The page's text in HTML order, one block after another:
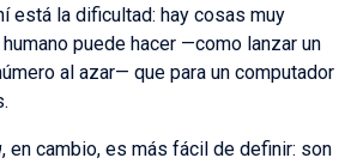
está la dificultad: hay cosas muy
puede hacer —como lanzar un
al azar— que para un computador
, en cambio, es más fácil de definir: son